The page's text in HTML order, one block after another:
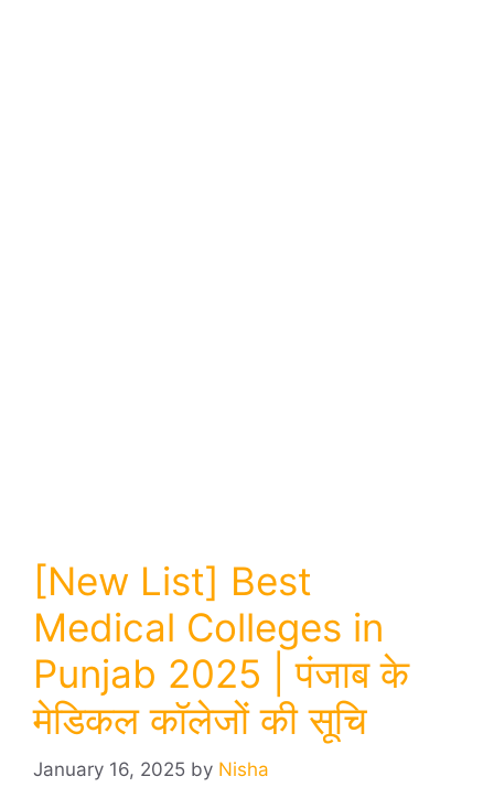
[New List] Best
Medical Colleges in
Punjab 2025 | पंजाब के
मेडिकल कॉलेजों की सूचि
January 16, 2025 by Nisha